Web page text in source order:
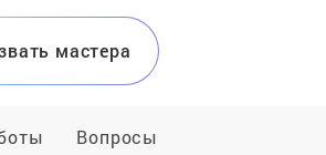
мастера
Вопросы